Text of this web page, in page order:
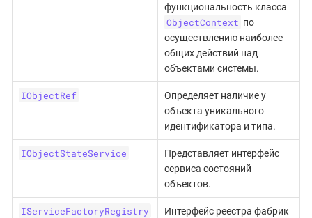
функциональность класса
ObjectContext по
осуществлению наиболее
общих действий над
объектами системы.
IObjectRef
Определяет наличие у
объекта уникального
идентификатора и типа.
IObjectStateService
Представляет интерфейс
сервиса состояний
объектов.
IServiceFactoryRegistry
Интерфейс реестра фабрик